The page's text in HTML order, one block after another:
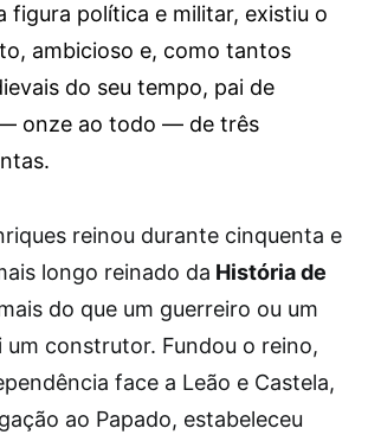
figura política e militar, existiu o
ambicioso e, como tantos
do seu tempo, pai de
onze ao todo — de três
reinou durante cinquenta e
longo reinado da História de
do que um guerreiro ou um
um construtor. Fundou o reino,
face a Leão e Castela,
ao Papado, estabeleceu